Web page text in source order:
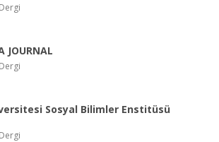
JOURNAL
Sosyal Bilimler Enstitüsü